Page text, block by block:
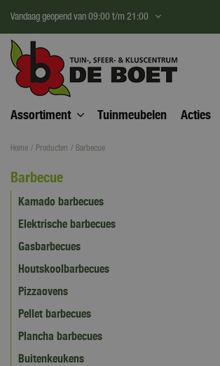
content
Home Producten Barbecue
Vandaag geopend van 09:00 t/m 21:00
Assortiment Tuinmeubelen Acties
Barbecue
Kamado barbecues
Elektrische barbecues
Gasbarbecues
Houtskoolbarbecues
Pizzaovens
Pellet barbecues
Plancha barbecues
Buitenkeukens